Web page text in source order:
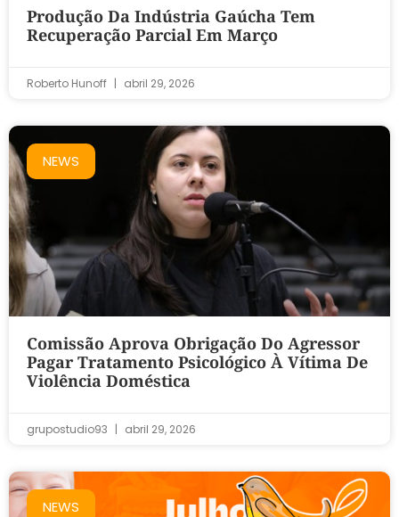
Produção Da Indústria Gaúcha Tem
Recuperação Parcial Em Março
Roberto Hunoff abril 29, 2026
NEWS
Comissão Aprova Obrigação Do Agressor
Pagar Tratamento Psicológico À Vítima De
Violência Doméstica
grupostudio93 abril 29, 2026
NEWS